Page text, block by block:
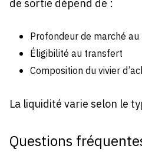
de sortie dépend de :
Profondeur de marché
Éligibilité au transfert
Composition du vivier
La liquidité varie selon le
Questions